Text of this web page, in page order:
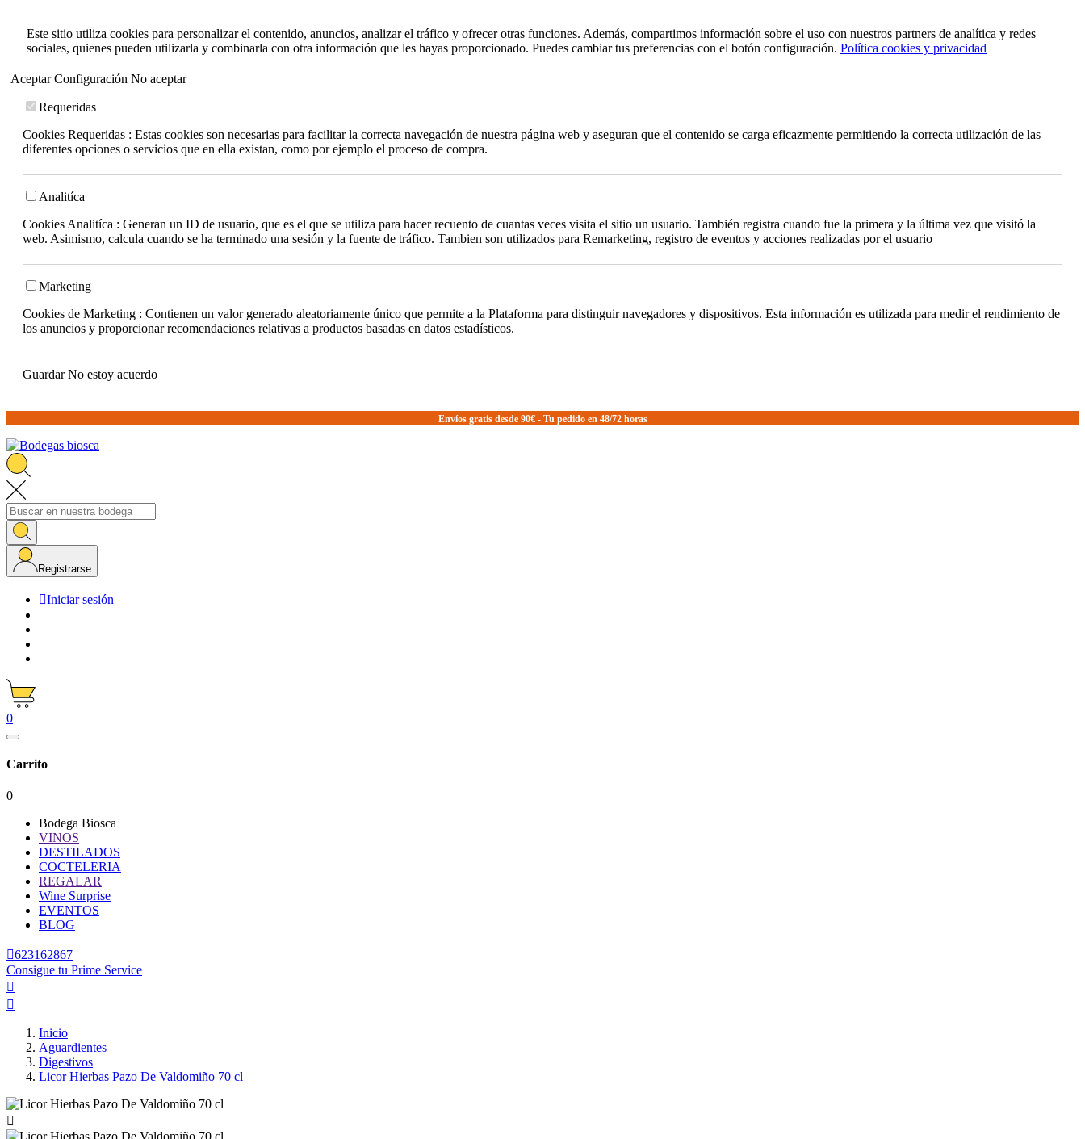
Este sitio utiliza cookies para personalizar el contenido, anuncios, analizar el tráfico y ofrecer otras funciones. Además, compartimos información sobre el uso con nuestros partners de analítica y redes
sociales, quienes pueden utilizarla y combinarla con otra información que les hayas proporcionado. Puedes cambiar tus preferencias con el botón configuración. Política cookies y privacidad
AceptarConfiguración No aceptar
Requeridas
Cookies Requeridas : Estas cookies son necesarias para facilitar la correcta navegación de nuestra página web y aseguran que el contenido se carga eficazmente permitiendo la correcta utilización de las
diferentes opciones o servicios que en ella existan, como por ejemplo el proceso de compra.
Analitíca
Cookies Analitíca : Generan un ID de usuario, que es el que se utiliza para hacer recuento de cuantas veces visita el sitio un usuario. También registra cuando fue la primera y la última vez que visitó la
web. Asimismo, calcula cuando se ha terminado una sesión y la fuente de tráfico. Tambien son utilizados para Remarketing, registro de eventos y acciones realizadas por el usuario
Marketing
Cookies de Marketing : Contienen un valor generado aleatoriamente único que permite a la Plataforma para distinguir navegadores y dispositivos. Esta información es utilizada para medir el rendimiento de
los anuncios y proporcionar recomendaciones relativas a productos basadas en datos estadísticos.
GuardarNo estoy acuerdo
Envíos gratis desde 90€ - Tu pedido en 48/72 horas
Registrarse
Iniciar sesión
0
Carrito
0
Bodega Biosca
VINOS
DESTILADOS
COCTELERIA
REGALAR
Wine Surprise
EVENTOS
BLOG
623162867
Consigue tu Prime Service


Inicio
Aguardientes
Digestivos
Licor Hierbas Pazo De Valdomiño 70 cl
